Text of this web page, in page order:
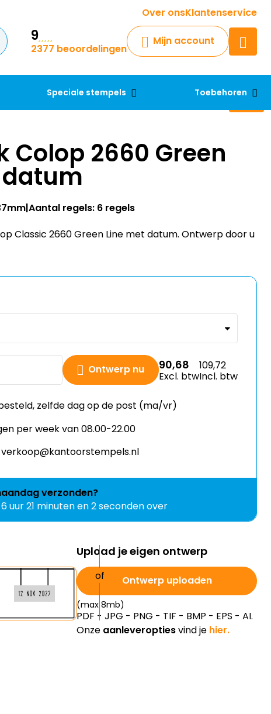
Over onsKlantenservice
9
2377 beoordelingen
Mijn account
Speciale stempels Toebehoren
Krijg een antwoord op uw vraag
Chatbot
Chat 24/7 met onze chatbot
Contact
Colop 2660 Green
Aantal regels: 6 regels
Classic 2660 Green Line met datum. Ontwerp door u
Ontwerp nu 90,68
Excl. btw
109,72
Incl. btw
zelfde dag op de post (ma/vr)
per week van 08.00-22.00
verkoop@kantoorstempels.nl
verzonden?
6 uur 21 minuten en 2 seconden over
Upload je eigen ontwerp
Ontwerp uploaden
(max 8mb)
PDF - JPG - PNG - TIF - BMP - EPS - AI.
Onze aanleveroptiesvind je hier.